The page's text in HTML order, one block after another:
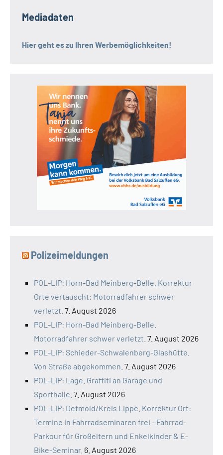
Mediadaten
Hier geht es zu Ihren Werbemöglichkeiten!
Polizeimeldungen
POL-LIP: Horn-Bad Meinberg-Belle. Korrektur
Orte vertauscht: Motorradfahrer schwer
verletzt. 7. August 2026
POL-LIP: Horn-Bad Meinberg-Belle.
Motorradfahrer schwer verletzt. 7. August 2026
POL-LIP: Schieder-Schwalenberg-Glashütte.
Von Straße abgekommen. 7. August 2026
POL-LIP: Lage. Graffiti an Garage und
Sporthalle. 7. August 2026
POL-LIP: Detmold/Kreis Lippe. Korrektur Ort:
Termine in Fahrradseminaren frei - Fahrrad-
Parkour für Großeltern und Enkelkinder & E-
Bike-Seminar. 6. August 2026